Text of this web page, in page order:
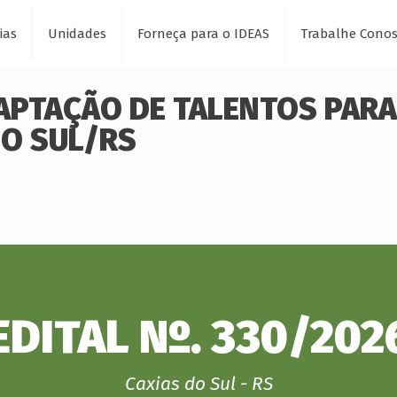
Unidades Forneça para o IDEAS Trabalhe
DE TALENTOS
SUL/RS
Nº. 330/
Caxias do Sul - RS